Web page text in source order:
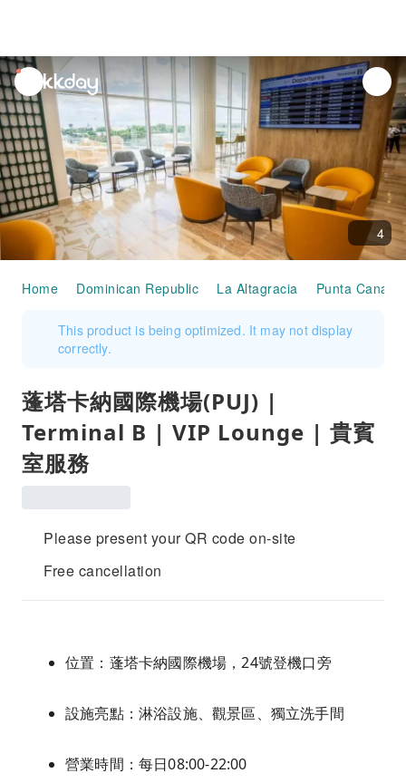
unread
notifications
4
Home Dominican Republic La Altagracia Punta Cana
This product is being optimized. It may not display
correctly.
蓬塔卡納國際機場(PUJ) |
Terminal B | VIP Lounge | 貴賓
室服務
Please present your QR code on-site
Free cancellation
位置：蓬塔卡納國際機場，24號登機口旁
設施亮點：淋浴設施、觀景區、獨立洗手間
營業時間：每日08:00-22:00